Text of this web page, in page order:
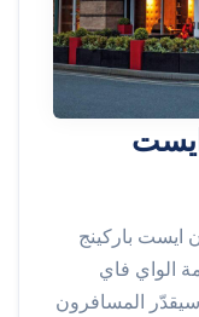
ايست باركينج
الواي فاي
سيقدّر المسافرون